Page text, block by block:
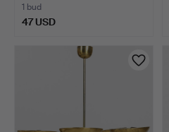
1 bud
47 USD